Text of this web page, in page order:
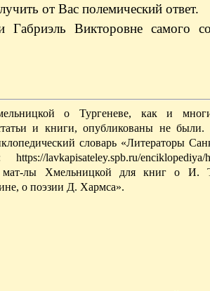
от Вас полемический ответ.
Викторовне самого
о Тургеневе, как и
и книги, опубликованы не были.
словарь «Литераторы
lavkapisateley.spb.ru/enciklopediya/h/
мат-лы Хмельницкой для книг о И.
о поэзии Д. Хармса».